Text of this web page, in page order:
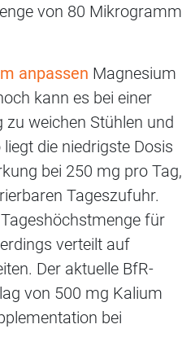
von 80 Mikrogramm
anpassen Magnesium
kann es bei einer
weichen Stühlen und
die niedrigste Dosis
bei 250 mg pro Tag,
Tageszufuhr.
für
verteilt auf
Der aktuelle BfR-
von 500 mg Kalium
bei